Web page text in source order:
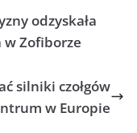
odzyskała
w Zofiborze
silniki czołgów
w Europie